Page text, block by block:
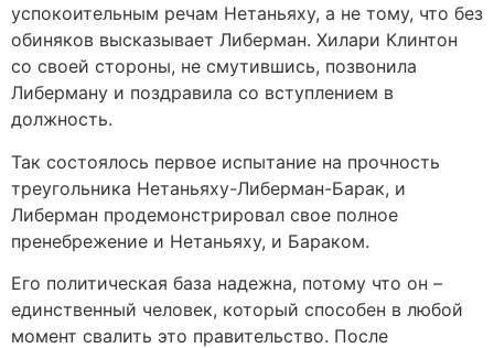
успокоительным речам Нетаньяху, а не тому, что без
обиняков высказывает Либерман. Хилари Клинтон
со своей стороны, не смутившись, позвонила
Либерману и поздравила со вступлением в
должность.
Так состоялось первое испытание на прочность
треугольника Нетаньяху-Либерман-Барак, и
Либерман продемонстрировал свое полное
пренебрежение и Нетаньяху, и Бараком.
Его политическая база надежна, потому что он –
единственный человек, который способен в любой
момент свалить это правительство. После